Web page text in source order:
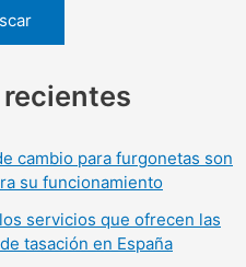
cambio para furgonetas son
su funcionamiento
servicios que ofrecen las
tasación en España